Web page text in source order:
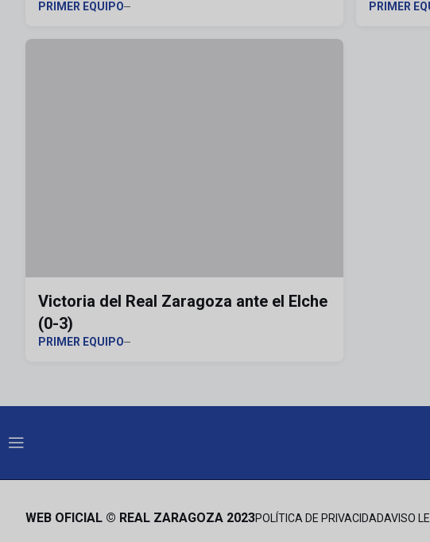
PRIMER EQUIPO PRIMER
Victoria del Real Zaragoza ante el Elche
(0-3)
PRIMER EQUIPO
POLÍTICA DE PRIVACIDADAVISO
WEB OFICIAL © REAL ZARAGOZA 2023